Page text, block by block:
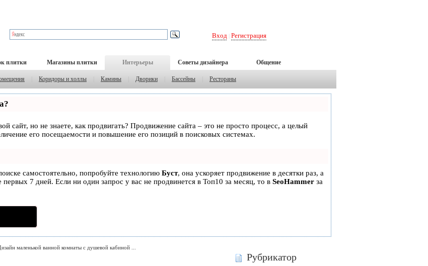
Вход Регистрация
плитки Магазины плитки Интерьеры Советы дизайнера Общение
Коридоры и холлы Камины Дворики Бассейны Рестораны
сайт, но не знаете, как продвигать? Продвижение сайта – это не просто процесс, а целый
его посещаемости и повышение его позиций в поисковых системах.
самостоятельно, попробуйте технологию Буст, она ускоряет продвижение в десятки раз, а
7 дней. Если ни один запрос у вас не продвинется в Топ10 за месяц, то в SeoHammer за
маленькой ванной комнаты с душевой кабиной ...
Рубрикатор